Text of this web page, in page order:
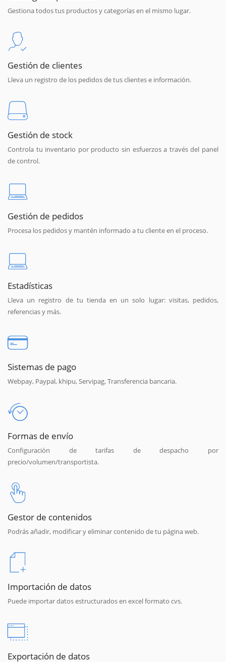
Gestiona todos tus productos y categorías en el mismo lugar.
Gestión de clientes
Lleva un registro de los pedidos de tus clientes e información.
Gestión de stock
Controla tu inventario por producto sin esfuerzos a través del panel
de control.
Gestión de pedidos
Procesa los pedidos y mantén informado a tu cliente en el proceso.
Estadísticas
Lleva un registro de tu tienda en un solo lugar: visitas, pedidos,
referencias y más.
Sistemas de pago
Webpay, Paypal, khipu, Servipag, Transferencia bancaria.
Formas de envío
Configuración de tarifas de despacho por
precio/volumen/transportista.
Gestor de contenidos
Podrás añadir, modificar y eliminar contenido de tu página web.
Importación de datos
Puede importar datos estructurados en excel formato cvs.
Exportación de datos